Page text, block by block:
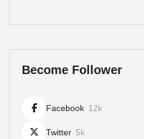
Become Follower
Facebook 12k
Twitter 5k